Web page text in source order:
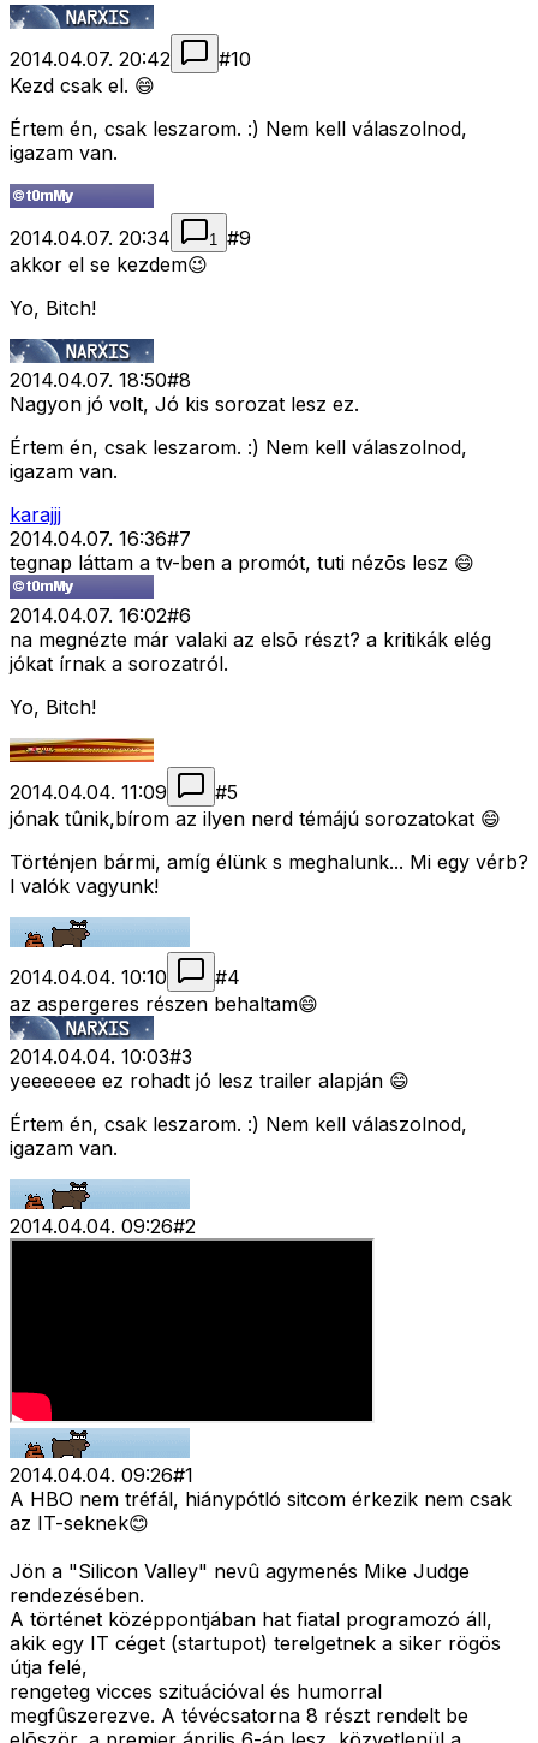
2014.04.07. 20:42 #10
Kezd csak el. 😄
Értem én, csak leszarom. :) Nem kell válaszolnod,
igazam van.
2014.04.07. 20:34 1 #9
akkor el se kezdem😉
Yo, Bitch!
2014.04.07. 18:50#8
Nagyon jó volt, Jó kis sorozat lesz ez.
Értem én, csak leszarom. :) Nem kell válaszolnod,
igazam van.
karajjj
2014.04.07. 16:36#7
tegnap láttam a tv-ben a promót, tuti nézõs lesz 😄
2014.04.07. 16:02#6
na megnézte már valaki az elsõ részt? a kritikák elég
jókat írnak a sorozatról.
Yo, Bitch!
2014.04.04. 11:09 #5
jónak tûnik,bírom az ilyen nerd témájú sorozatokat 😄
Történjen bármi, amíg élünk s meghalunk... Mi egy vérb?
l valók vagyunk!
2014.04.04. 10:10 #4
az aspergeres részen behaltam😄
2014.04.04. 10:03#3
yeeeeeee ez rohadt jó lesz trailer alapján 😄
Értem én, csak leszarom. :) Nem kell válaszolnod,
igazam van.
2014.04.04. 09:26#2
2014.04.04. 09:26#1
A HBO nem tréfál, hiánypótló sitcom érkezik nem csak
az IT-seknek😊
Jön a "Silicon Valley" nevû agymenés Mike Judge
rendezésében.
A történet középpontjában hat fiatal programozó áll,
akik egy IT céget (startupot) terelgetnek a siker rögös
útja felé,
rengeteg vicces szituációval és humorral
megfûszerezve. A tévécsatorna 8 részt rendelt be